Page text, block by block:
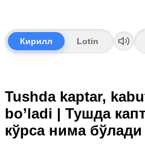
Кирилл Lotin
Tushda kaptar,
bo’ladi | Тушда
кўрса нима бўлади